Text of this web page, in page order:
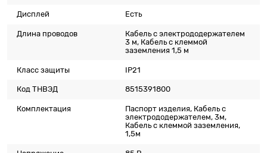
Дисплей Есть
Длина проводов
Кабель с электрододержателем
3 м, Кабель с клеммой
заземления 1,5 м
Класс защиты IP21
Код ТНВЭД 8515391800
Комплектация
Паспорт изделия, Кабель с
электрододержателем, 3м,
Кабель с клеммой заземления,
1,5м